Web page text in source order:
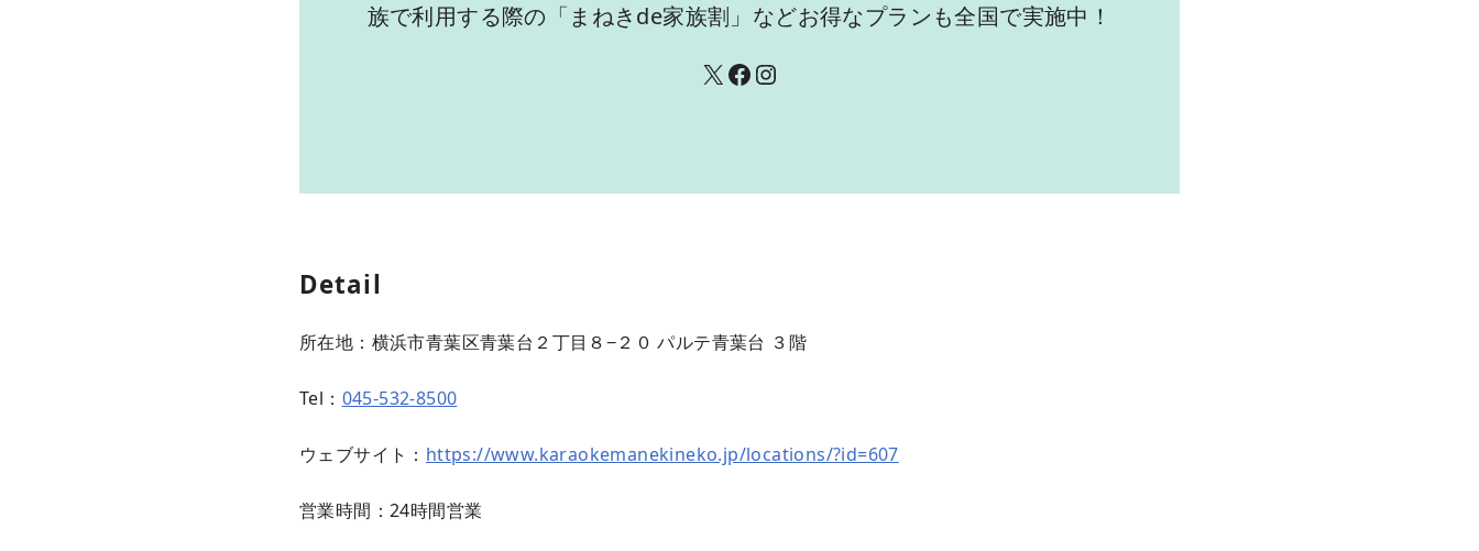
族で利用する際の「まねきde家族割」などお得なプランも全国で実施中！
X Facebook Instagram
Detail
所在地：横浜市青葉区青葉台２丁目８−２０ パルテ青葉台 ３階
Tel： 045-532-8500
ウェブサイト： https://www.karaokemanekineko.jp/locations/?id=607
営業時間：24時間営業